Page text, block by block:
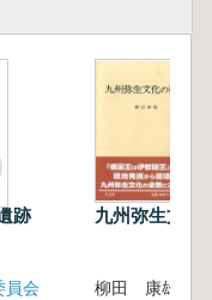
跡
員会
九州弥生文化
柳田 康雄